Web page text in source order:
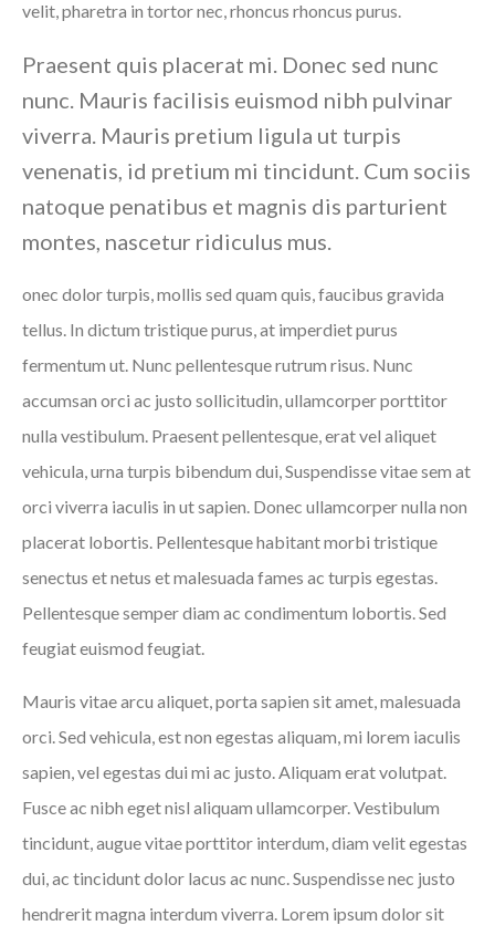
velit, pharetra in tortor nec, rhoncus rhoncus purus.
Praesent quis placerat mi. Donec sed nunc
nunc. Mauris facilisis euismod nibh pulvinar
viverra. Mauris pretium ligula ut turpis
venenatis, id pretium mi tincidunt. Cum sociis
natoque penatibus et magnis dis parturient
montes, nascetur ridiculus mus.
onec dolor turpis, mollis sed quam quis, faucibus gravida
tellus. In dictum tristique purus, at imperdiet purus
fermentum ut. Nunc pellentesque rutrum risus. Nunc
accumsan orci ac justo sollicitudin, ullamcorper porttitor
nulla vestibulum. Praesent pellentesque, erat vel aliquet
vehicula, urna turpis bibendum dui, Suspendisse vitae sem at
orci viverra iaculis in ut sapien. Donec ullamcorper nulla non
placerat lobortis. Pellentesque habitant morbi tristique
senectus et netus et malesuada fames ac turpis egestas.
Pellentesque semper diam ac condimentum lobortis. Sed
feugiat euismod feugiat.
Mauris vitae arcu aliquet, porta sapien sit amet, malesuada
orci. Sed vehicula, est non egestas aliquam, mi lorem iaculis
sapien, vel egestas dui mi ac justo. Aliquam erat volutpat.
Fusce ac nibh eget nisl aliquam ullamcorper. Vestibulum
tincidunt, augue vitae porttitor interdum, diam velit egestas
dui, ac tincidunt dolor lacus ac nunc. Suspendisse nec justo
hendrerit magna interdum viverra. Lorem ipsum dolor sit